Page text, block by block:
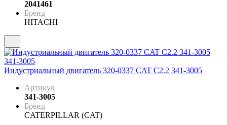
2041461
Бренд
HITACHI
Индустриальный двигатель 320-0337 CAT C2.2 341-3005
Артикул
341-3005
Бренд
CATERPILLAR (CAT)